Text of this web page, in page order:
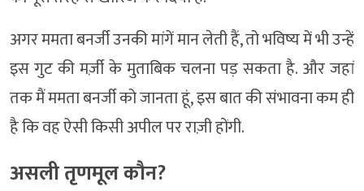
अगर ममता बनर्जी उनकी मांगें मान लेती हैं, तो भविष्य में भी उन्हें
इस गुट की मर्ज़ी के मुताबिक चलना पड़ सकता है. और जहां
तक मैं ममता बनर्जी को जानता हूं, इस बात की संभावना कम ही
है कि वह ऐसी किसी अपील पर राज़ी होंगी.
असली तृणमूल कौन?